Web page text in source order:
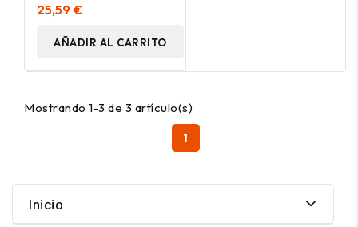
25,59 €
AÑADIR AL CARRITO
Mostrando 1-3 de 3 artículo(s)
1
Inicio